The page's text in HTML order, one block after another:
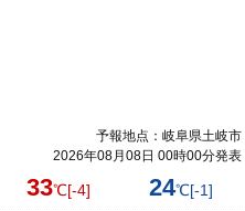
予報地点：岐阜県土岐市
2026年08月08日 00時00分発表
33℃[-4] 24℃[-1]